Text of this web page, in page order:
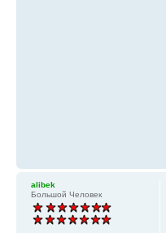
alibek
Большой Человек